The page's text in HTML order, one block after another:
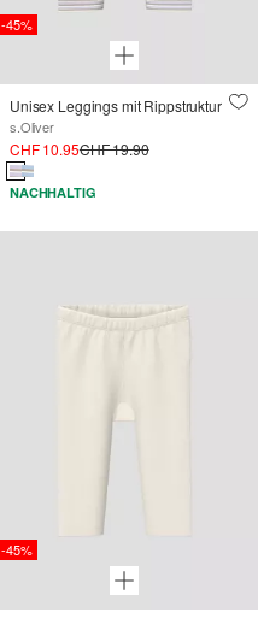
-45%
Unisex Leggings mit Rippstruktur
s.Oliver
CHF 10.95CHF 19.90
NACHHALTIG
-45%